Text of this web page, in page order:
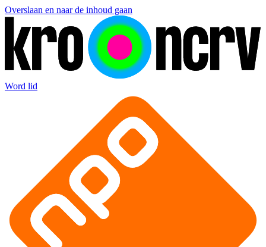
Overslaan en naar de inhoud gaan
Word lid